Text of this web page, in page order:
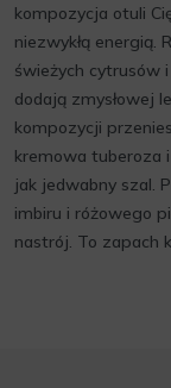
kompozycja otuli
niezwykłą energią.
świeżych cytrusów
dodają zmysłowej
kompozycji
kremowa tuberoza
jak jedwabny szal.
imbiru i różowego
nastrój. To zapach